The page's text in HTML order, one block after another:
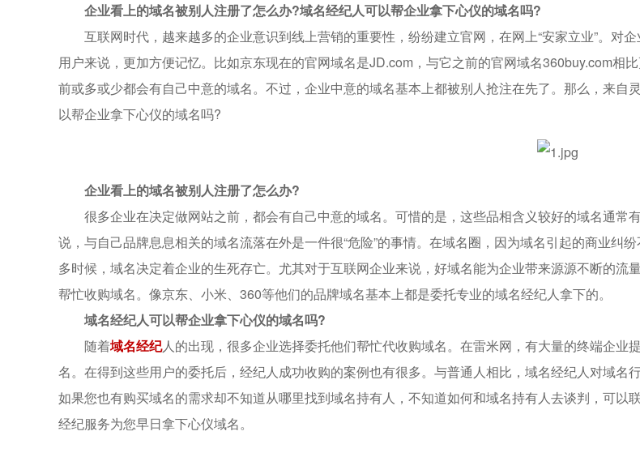
企业看上的域名被别人注册了怎么办?域名经纪人可以帮企业拿下心仪的域名吗?
互联网时代，越来越多的企业意识到线上营销的重要性，纷纷建立官网，在网上“安家立业”。对
用户来说，更加方便记忆。比如京东现在的官网域名是JD.com，与它之前的官网域名360buy.com相
前或多或少都会有自己中意的域名。不过，企业中意的域名基本上都被别人抢注在先了。那么，来自
以帮企业拿下心仪的域名吗?
企业看上的域名被别人注册了怎么办?
很多企业在决定做网站之前，都会有自己中意的域名。可惜的是，这些品相含义较好的域名通常
说，与自己品牌息息相关的域名流落在外是一件很“危险”的事情。在域名圈，因为域名引起的商业纠
多时候，域名决定着企业的生死存亡。尤其对于互联网企业来说，好域名能为企业带来源源不断的
帮忙收购域名。像京东、小米、360等他们的品牌域名基本上都是委托专业的域名经纪人拿下的。
域名经纪人可以帮企业拿下心仪的域名吗?
随着域名经纪人的出现，很多企业选择委托他们帮忙代收购域名。在雷米网，有大量的终端企
名。在得到这些用户的委托后，经纪人成功收购的案例也有很多。与普通人相比，域名经纪人对域名
如果您也有购买域名的需求却不知道从哪里找到域名持有人，不知道如何和域名持有人去谈判，可
经纪服务为您早日拿下心仪域名。